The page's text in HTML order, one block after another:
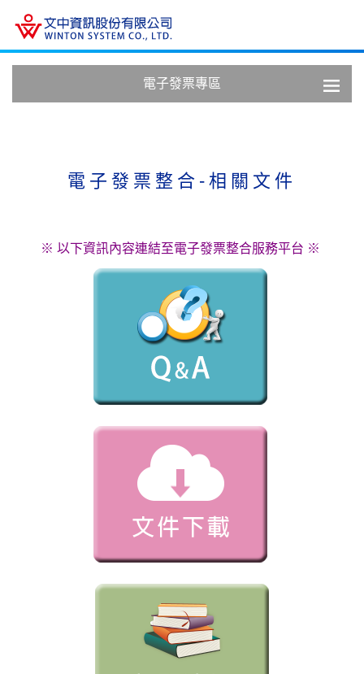
電子發票專區
電子發票整合-相關文件
※ 以下資訊內容連結至電子發票整合服務平台 ※